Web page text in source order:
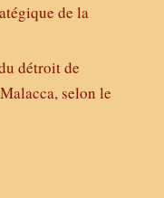
de la
détroit de
selon le